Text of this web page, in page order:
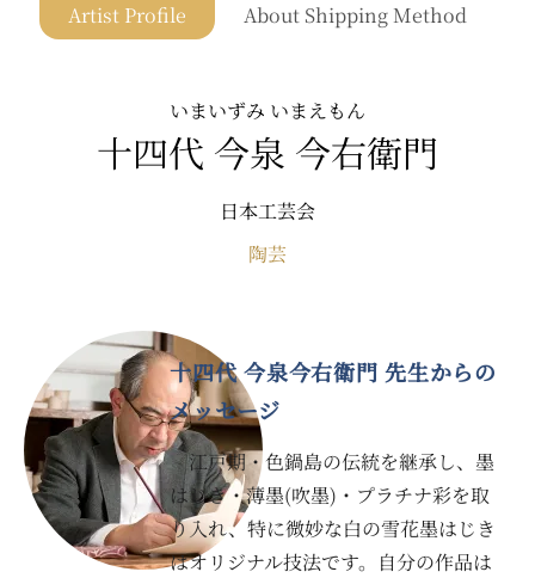
Artist Profile About Shipping Method
いまいずみ いまえもん
十四代 今泉 今右衛門
日本工芸会
陶芸
十四代 今泉今右衛門 先生からの
メッセージ
江戸期・色鍋島の伝統を継承し、墨
はじき・薄墨(吹墨)・プラチナ彩を取
り入れ、特に微妙な白の雪花墨はじき
はオリジナル技法です。自分の作品は